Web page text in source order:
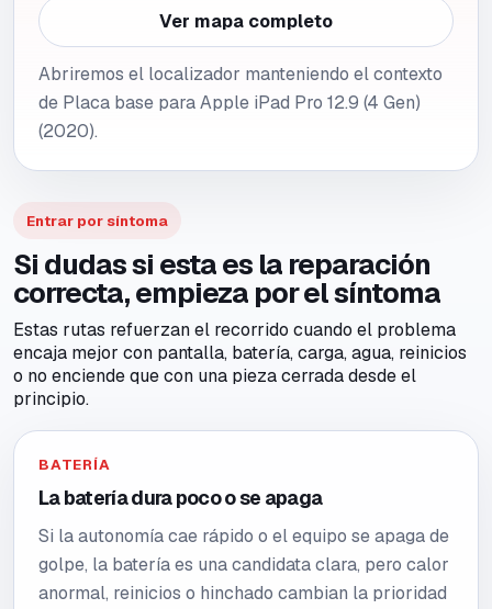
Ver mapa completo
Abriremos el localizador manteniendo el contexto
de Placa base para Apple iPad Pro 12.9 (4 Gen)
(2020).
Entrar por síntoma
Si dudas si esta es la reparación
correcta, empieza por el síntoma
Estas rutas refuerzan el recorrido cuando el problema
encaja mejor con pantalla, batería, carga, agua, reinicios
o no enciende que con una pieza cerrada desde el
principio.
BATERÍA
La batería dura poco o se apaga
Si la autonomía cae rápido o el equipo se apaga de
golpe, la batería es una candidata clara, pero calor
anormal, reinicios o hinchado cambian la prioridad